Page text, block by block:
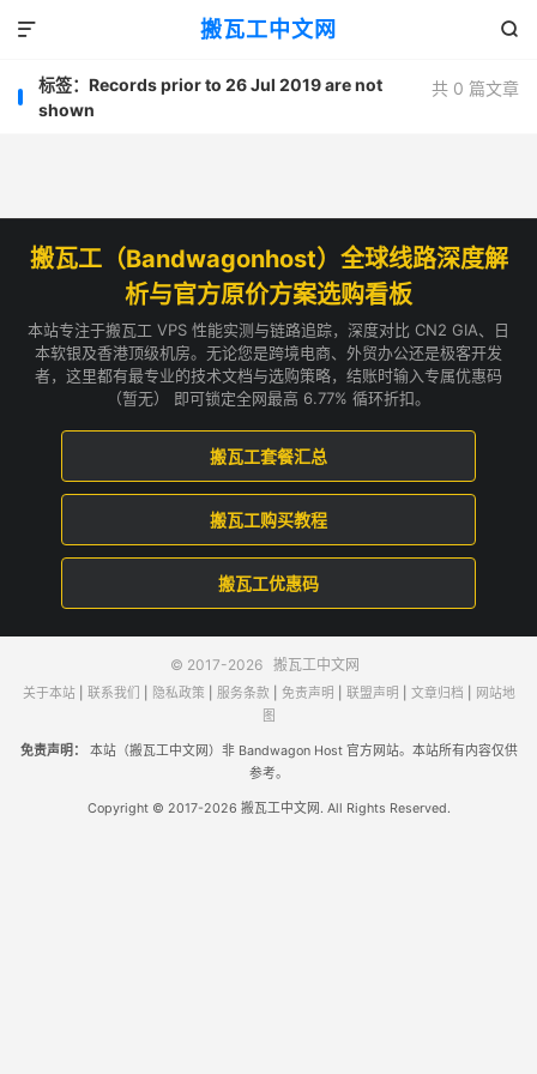
搬瓦工中文网 

共 0 篇文章
标签：Records prior to 26 Jul 2019 are not
shown
搬瓦工（Bandwagonhost）全球线路深度解
析与官方原价方案选购看板
本站专注于搬瓦工 VPS 性能实测与链路追踪，深度对比 CN2 GIA、日
本软银及香港顶级机房。无论您是跨境电商、外贸办公还是极客开发
者，这里都有最专业的技术文档与选购策略，结账时输入专属优惠码
（暂无） 即可锁定全网最高 6.77% 循环折扣。
搬瓦工套餐汇总
搬瓦工购买教程
搬瓦工优惠码
© 2017-2026 搬瓦工中文网
关于本站| 联系我们 隐私政策 服务条款 免责声明 联盟声明 文章归档
网站地
图
免责声明：
本站（搬瓦工中文网）非 Bandwagon Host 官方网站。本站所有内容仅供
参考。
Copyright © 2017-2026 搬瓦工中文网. All Rights Reserved.